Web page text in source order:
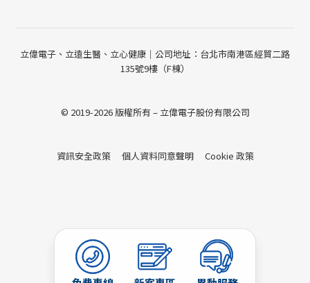
聯絡我們
立偉電子、立遠生醫、立心健康｜公司地址：台北市南港區經貿二路
135號9樓（F棟）
© 2019-2026 版權所有 – 立偉電子股份有限公司
資訊安全政策 個人資料同意聲明 Cookie 政策